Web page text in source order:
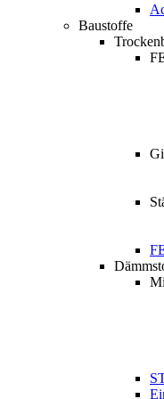
Baustoffe